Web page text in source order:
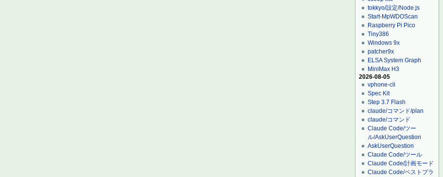
tokkyo/設定/Node.js
Start-MpWDOScan
Raspberry Pi Pico
Tiny386
Windows 9x
patcher9x
ELSA System Graph
MiniMax H3
2026-08-05
vphone-cli
Spec Kit
Step 3.7 Flash
claude/コマンド/plan
claude/コマンド
Claude Code/ツー
ル/AskUserQuestion
AskUserQuestion
Claude Code/ツール
Claude Code/計画モード
Claude Code/ベストプラ